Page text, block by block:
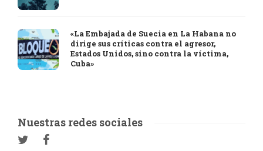
«La Embajada de Suecia en La Habana no
dirige sus críticas contra el agresor,
Estados Unidos, sino contra la víctima,
Cuba»
Nuestras redes sociales